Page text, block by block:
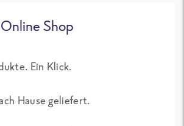
Shop
Ein Klick.
Hause geliefert.